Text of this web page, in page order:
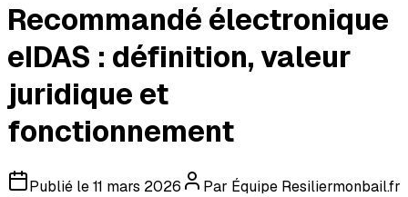
Recommandé électronique
eIDAS : définition, valeur
juridique et
fonctionnement
Publié le11 mars 2026 Par Équipe Resiliermonbail.fr